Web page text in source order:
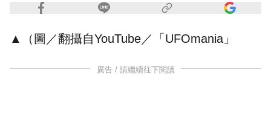
▲（圖／翻攝自YouTube／ 「UFOmania」
廣告 / 請繼續往下閱讀